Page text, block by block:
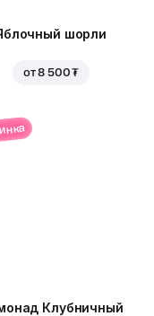
шорли
от8 500 ₮
Клубничный